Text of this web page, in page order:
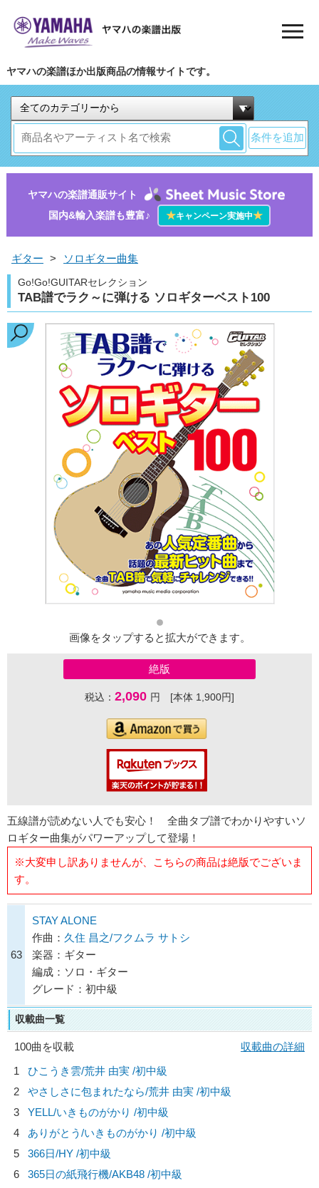
ヤマハの楽譜ほか出版商品の情報サイトです。
条件を追加
ヤマハの楽譜通販サイト
国内&輸入楽譜も豊富♪
★キャンペーン実施中★
ギター > ソロギター曲集
Go!Go!GUITARセレクション
TAB譜でラク～に弾ける ソロギターベスト100
画像をタップすると拡大ができます。
絶版
税込： 2,090 円 [本体 1,900円]
五線譜が読めない人でも安心！ 全曲タブ譜でわかりやすいソ
ロギター曲集がパワーアップして登場！
※大変申し訳ありませんが、こちらの商品は絶版でございま
す。
63
STAY ALONE
作曲： 久住 昌之/フクムラ サトシ
楽器：ギター
編成：ソロ・ギター
グレード：初中級
収載曲一覧
100曲を収載
収載曲の詳細
1
ひこうき雲/荒井 由実 /初中級
2
やさしさに包まれたなら/荒井 由実 /初中級
3
YELL/いきものがかり /初中級
4
ありがとう/いきものがかり /初中級
5
366日/HY /初中級
6
365日の紙飛行機/AKB48 /初中級